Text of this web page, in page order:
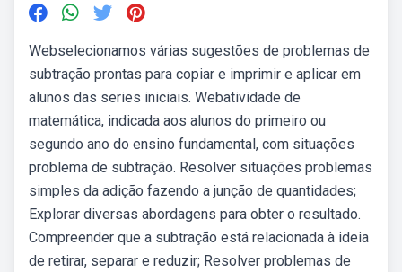
Webselecionamos várias sugestões de problemas de
subtração prontas para copiar e imprimir e aplicar em
alunos das series iniciais. Webatividade de
matemática, indicada aos alunos do primeiro ou
segundo ano do ensino fundamental, com situações
problema de subtração. Resolver situações problemas
simples da adição fazendo a junção de quantidades;
Explorar diversas abordagens para obter o resultado.
Compreender que a subtração está relacionada à ideia
de retirar, separar e reduzir; Resolver problemas de